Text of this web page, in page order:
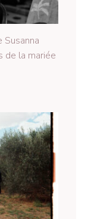
Susanna
de la mariée